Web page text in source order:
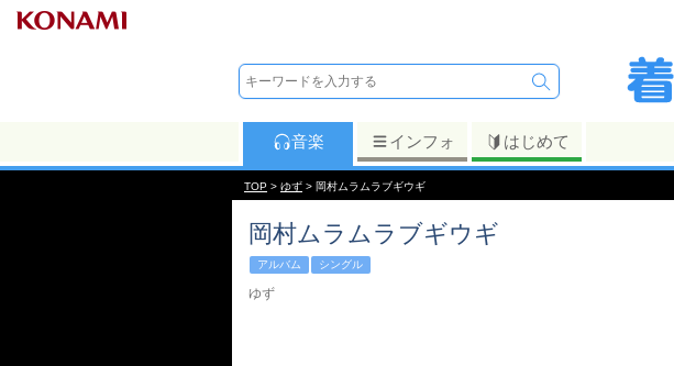
音楽 インフォ はじめて
TOP > ゆず > 岡村ムラムラブギウギ
岡村ムラムラブギウギ
アルバム シングル
ゆず